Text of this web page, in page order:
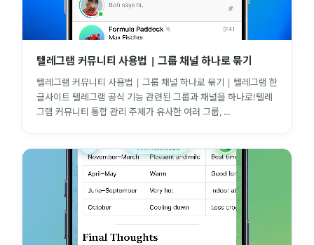
텔레그램 커뮤니티 사용법 | 그룹 채널 하나로 묶기
텔레그램 커뮤니티 사용법 | 그룹 채널 하나로 묶기 | 텔레그램 한
글사이트 텔레그램 공식 기능 관련된 그룹과 채널을 하나로!텔레
그램 커뮤니티 통합 관리 주제가 유사한 여러 그룹, ...